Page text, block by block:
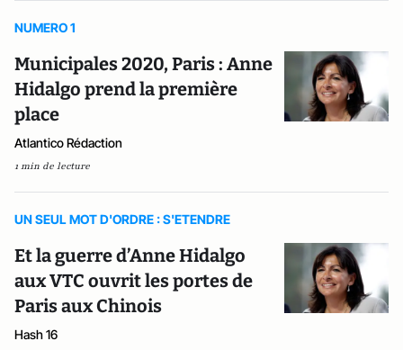
NUMERO 1
Municipales 2020, Paris : Anne
Hidalgo prend la première
place
Atlantico Rédaction
1 min de lecture
UN SEUL MOT D'ORDRE : S'ETENDRE
Et la guerre d’Anne Hidalgo
aux VTC ouvrit les portes de
Paris aux Chinois
Hash 16